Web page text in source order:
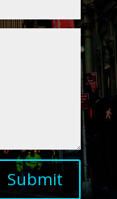
Submit